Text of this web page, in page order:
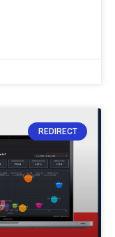
REDIRECT